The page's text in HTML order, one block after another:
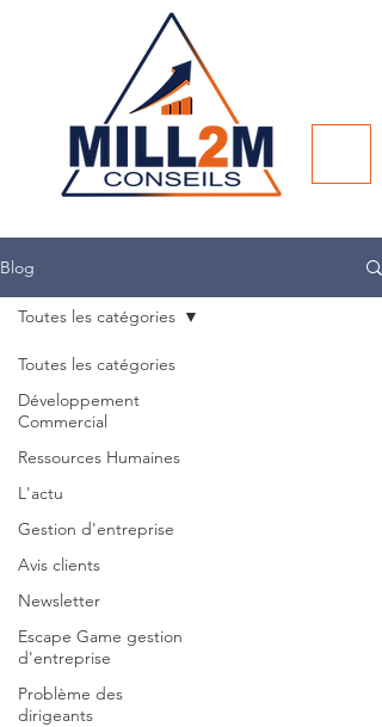
Blog
Toutes les catégories
Développement
Commercial
Ressources Humaines
L'actu
Gestion d'entreprise
Avis clients
Newsletter
Escape Game gestion
d'entreprise
Problème des
dirigeants
Toutes les catégories